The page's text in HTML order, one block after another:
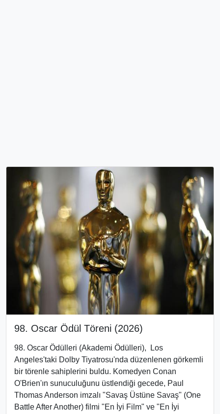
98. Oscar Ödül Töreni (2026)
98. Oscar Ödülleri (Akademi Ödülleri), Los
Angeles'taki Dolby Tiyatrosu'nda düzenlenen görkemli
bir törenle sahiplerini buldu. Komedyen Conan
O'Brien'ın sunuculuğunu üstlendiği gecede, Paul
Thomas Anderson imzalı "Savaş Üstüne Savaş" (One
Battle After Another) filmi "En İyi Film" ve "En İyi